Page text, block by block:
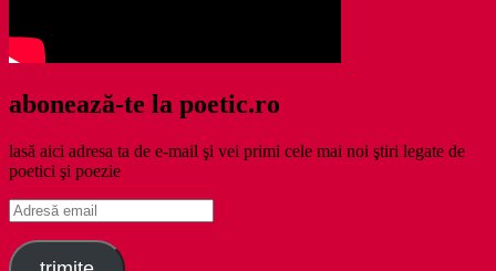
abonează-te la poetic.ro
lasă aici adresa ta de e-mail şi vei primi cele mai noi ştiri legate de
poetici şi poezie
Adresă
email